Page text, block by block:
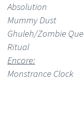
Absolution
Mummy Dust
Ghuleh/Zombie
Ritual
Encore:
Monstrance Clock